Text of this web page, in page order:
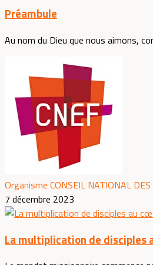
Préambule
Au nom du Dieu que nous aimons,
Organisme CONSEIL NATIONAL
7 décembre 2023
La multiplication de disciples